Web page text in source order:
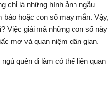
chỉ là những hình ảnh ngẫu
báo hoặc con số may mắn. Vậy,
? Việc giải mã những con số này
mơ và quan niệm dân gian.
ngủ quên đi làm có thể liên quan